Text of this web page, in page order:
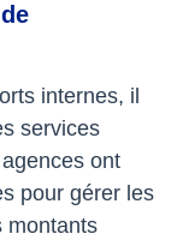
internes, il
services
ont
pour gérer les
montants